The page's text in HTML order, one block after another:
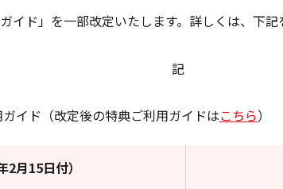
イド」を一部改定いたします。詳しくは、下記
記
イド（改定後の特典ご利用ガイドはこちら）
月15日付）